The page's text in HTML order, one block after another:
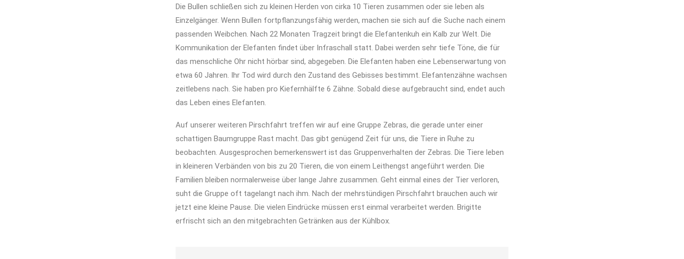
Die Bullen schließen sich zu kleinen Herden von cirka 10 Tieren zusammen oder sie leben als
Einzelgänger. Wenn Bullen fortpflanzungsfähig werden, machen sie sich auf die Suche nach einem
passenden Weibchen. Nach 22 Monaten Tragzeit bringt die Elefantenkuh ein Kalb zur Welt. Die
Kommunikation der Elefanten findet über Infraschall statt. Dabei werden sehr tiefe Töne, die für
das menschliche Ohr nicht hörbar sind, abgegeben. Die Elefanten haben eine Lebenserwartung von
etwa 60 Jahren. Ihr Tod wird durch den Zustand des Gebisses bestimmt. Elefantenzähne wachsen
zeitlebens nach. Sie haben pro Kiefernhälfte 6 Zähne. Sobald diese aufgebraucht sind, endet auch
das Leben eines Elefanten.
Auf unserer weiteren Pirschfahrt treffen wir auf eine Gruppe Zebras, die gerade unter einer
schattigen Baumgruppe Rast macht. Das gibt genügend Zeit für uns, die Tiere in Ruhe zu
beobachten. Ausgesprochen bemerkenswert ist das Gruppenverhalten der Zebras. Die Tiere leben
in kleineren Verbänden von bis zu 20 Tieren, die von einem Leithengst angeführt werden. Die
Familien bleiben normalerweise über lange Jahre zusammen. Geht einmal eines der Tier verloren,
suht die Gruppe oft tagelangt nach ihm. Nach der mehrstündigen Pirschfahrt brauchen auch wir
jetzt eine kleine Pause. Die vielen Eindrücke müssen erst einmal verarbeitet werden. Brigitte
erfrischt sich an den mitgebrachten Getränken aus der Kühlbox.